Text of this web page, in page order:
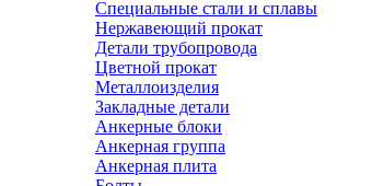
Специальные стали и сплавы
Нержавеющий прокат
Детали трубопровода
Цветной прокат
Металлоизделия
Закладные детали
Анкерные блоки
Анкерная группа
Анкерная плита